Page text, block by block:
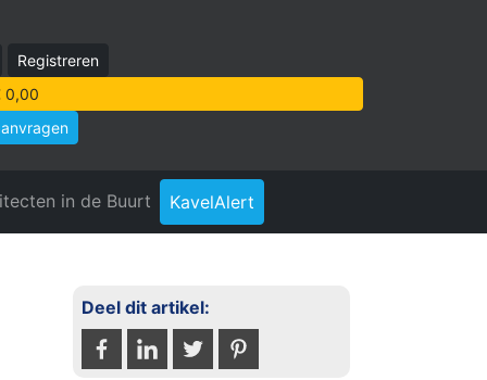
Registreren
0,00
in de Buurt KavelAlert
Deel dit artikel: